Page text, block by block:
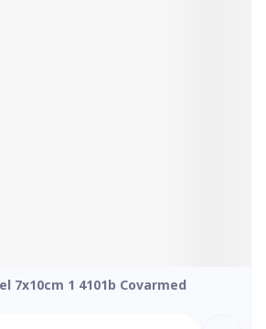
7x10cm 1 4101b Covarmed